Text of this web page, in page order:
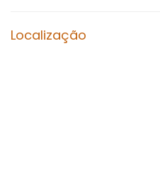
Localização